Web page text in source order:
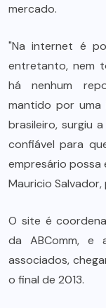
mercado.
"Na internet é
entretanto, nem
há nenhum
mantido por
brasileiro, surgiu
confiável para
empresário possa
Mauricio
O site é
da ABComm, e
associados,
o final de 2013.